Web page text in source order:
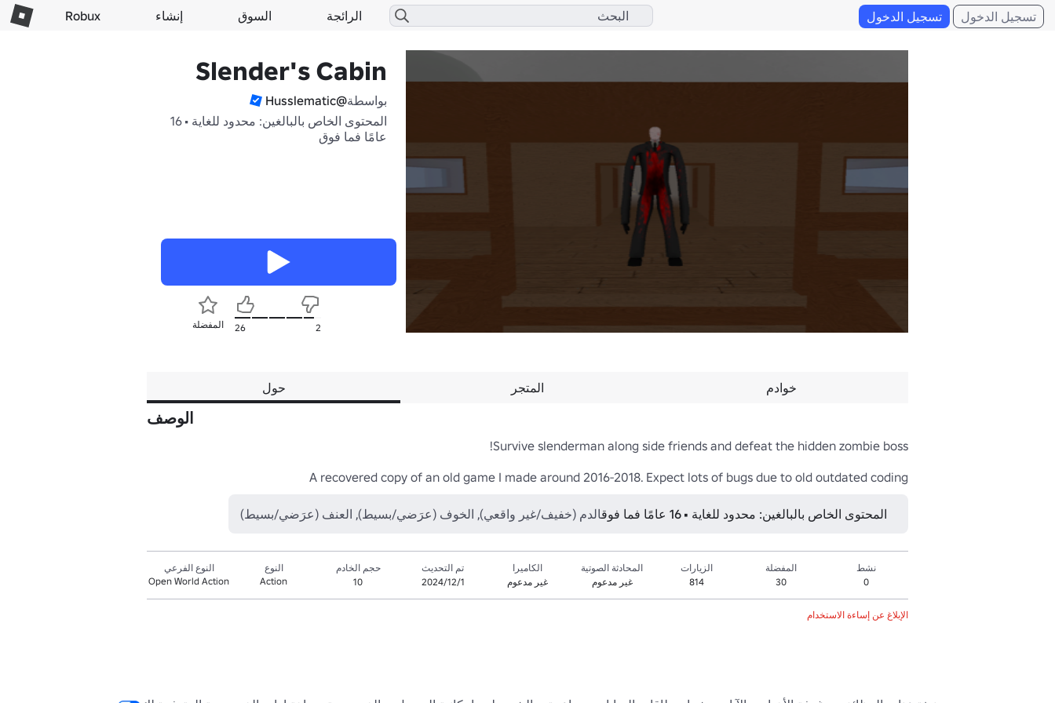
الرائجة السوق إنشاء Robux تسجيل الدخول تسجيل الدخول
Slender's Cabin
بواسطة@Husslematic
المحتوى الخاص بالبالغين: محدود للغاية • 16
عامًا فما فوق
المفضلة 26 2
حول المتجر خوادم
الوصف
A recovered copy of an old game I made around 2016-2018. Expect lots of bugs due to old outdated coding
المحتوى الخاص بالبالغين: محدود للغاية • 16 عامًا فما فوق الدم (خفيف/غير واقعي), الخوف (عرَضي/بسيط), العنف (عرَضي/بسيط)
نشط
0
المفضلة
30
الزيارات
814
المحادثة الصوتية
غير مدعوم
الكاميرا
غير مدعوم
تم التحديث
1‏/12‏/2024
حجم الخادم
10
النوع
Action
النوع الفرعي
Open World Action
الإبلاغ عن إساءة الاستخدام